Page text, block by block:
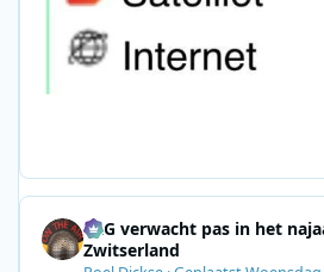
SRG verwacht pas in het
Zwitserland